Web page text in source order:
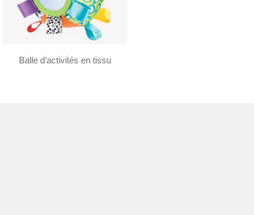
Balle d’activités en tissu